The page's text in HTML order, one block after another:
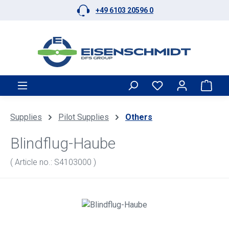
Skip to main content +49 6103 20596 0
Supplies Pilot Supplies Others
Blindflug-Haube
( Article no.: S4103000 )